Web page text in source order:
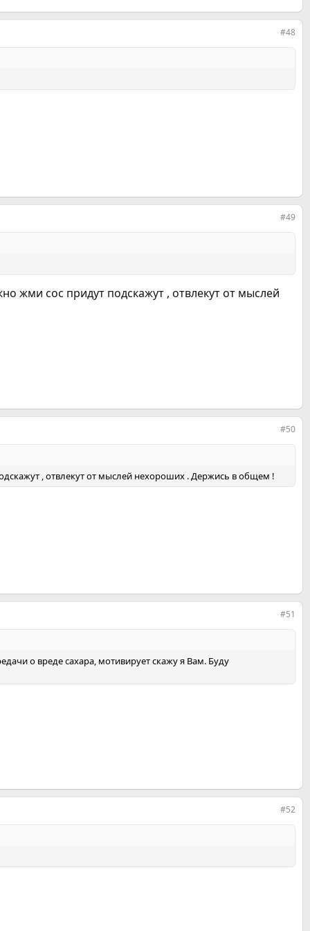
#48
#49
жми сос придут подскажут , отвлекут от мыслей
#50
, отвлекут от мыслей нехороших . Держись в общем !
#51
о вреде сахара, мотивирует скажу я Вам. Буду
#52